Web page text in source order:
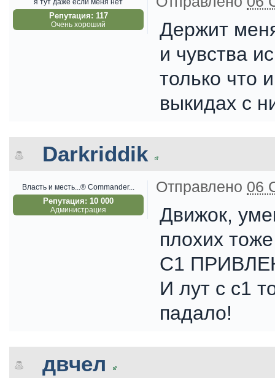
Репутация: 117
Очень хороший
Держит
и чувства
только что
выкидах с
Darkriddik
Власть и месть...® Commander...
Репутация: 10 000
Администрация
Отправлено 06
Движок,
плохих
С1
И лут с с1
падало!
двчел